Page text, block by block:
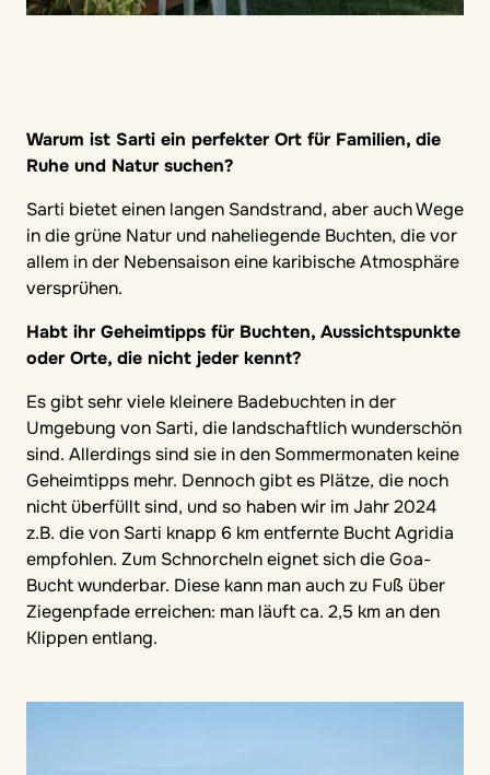
Warum ist Sarti ein perfekter Ort für Familien, die
Ruhe und Natur suchen?
Sarti bietet einen langen Sandstrand, aber auch Wege
in die grüne Natur und naheliegende Buchten, die vor
allem in der Nebensaison eine karibische Atmosphäre
versprühen.
Habt ihr Geheimtipps für Buchten, Aussichtspunkte
oder Orte, die nicht jeder kennt?
Es gibt sehr viele kleinere Badebuchten in der
Umgebung von Sarti, die landschaftlich wunderschön
sind. Allerdings sind sie in den Sommermonaten keine
Geheimtipps mehr. Dennoch gibt es Plätze, die noch
nicht überfüllt sind, und so haben wir im Jahr 2024
z.B. die von Sarti knapp 6 km entfernte Bucht Agridia
empfohlen. Zum Schnorcheln eignet sich die Goa-
Bucht wunderbar. Diese kann man auch zu Fuß über
Ziegenpfade erreichen: man läuft ca. 2,5 km an den
Klippen entlang.